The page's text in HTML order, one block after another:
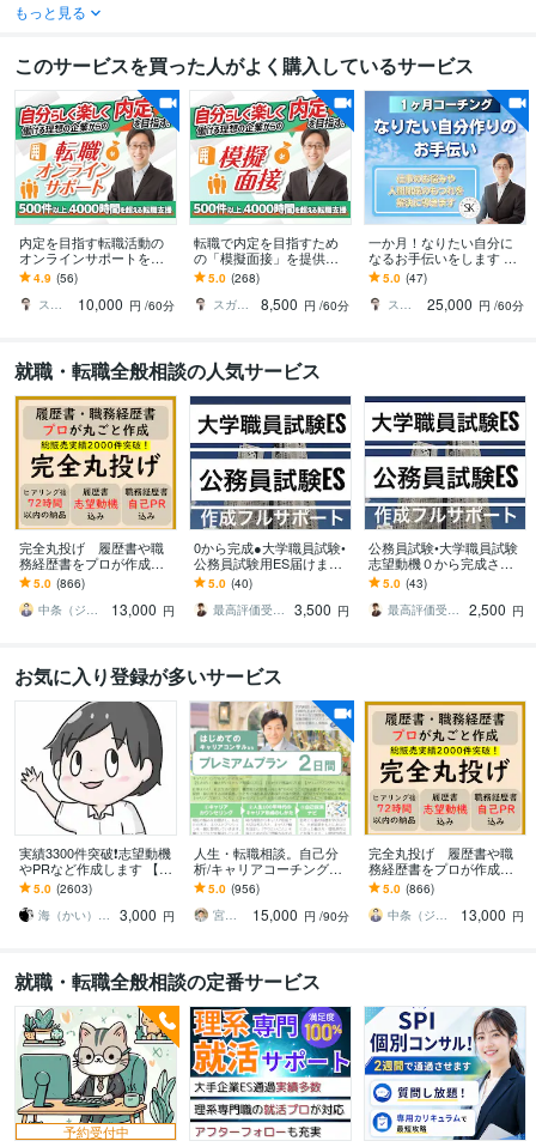
もっと見る
このサービスを買った人がよく購入しているサービス
内定を目指す転職活動の
オンラインサポートをし
ます 50業種以上4000時間
を超える転職支援の実績
でお悩みを解決
4.9 (56)
スガケン｜採用者の心をがっちり掴む転職術
10,000 円 /60分
転職で内定を目指すため
の「模擬面接」を提供し
ます 50業種以上4000時間
を超える転職支援の実績
でお悩みを解決
5.0 (268)
スガケン｜採用者の心をがっちり掴む転職術
8,500 円 /60分
一か月！なりたい自分に
なるお手伝いをします 自
分を見つめ直し、精一杯
行動するあなたの目標達
成を支援します
5.0 (47)
スガケン｜採用者の心をがっちり掴む転職術
25,000 円 /60分
就職・転職全般相談の人気サービス
完全丸投げ 履歴書や職
務経歴書をプロが作成し
ます ゼロから作成代行/ポ
イント解説付 総販売実
績2000件突破
5.0 (866)
中条（ジョインキャリアオフィス）
13,000 円
0から完成●大学職員試験•
公務員試験用ES届けます
合格多数最短1日●大学職
員試験•公務員•企業志望動
機自己PR
5.0 (40)
最高評価受賞プラチナランクライター桜
3,500 円
公務員試験•大学職員試験
志望動機０から完成させ
ます 合格多数最短1日●大
学職員試験•公務員•企業志
望動機自己PR
5.0 (43)
最高評価受賞プラチナランクライター桜
2,500 円
お気に入り登録が多いサービス
実績3300件突破❗️志望動機
やPRなど作成します 【多
くの書類通過＆内定実
績】転職・就職活動の
「核」を提供
5.0 (2603)
海（かい）＠応募書類のプロフェッショナル
3,000 円
人生・転職相談。自己分
析/キャリアコーチングし
ます カウンセリング＆や
りたいこと言語化方法解
説＆自己探索ナビ納品
5.0 (956)
宮内 利亮 キャリアコンサルタント
15,000 円 /90分
完全丸投げ 履歴書や職
務経歴書をプロが作成し
ます ゼロから作成代行/ポ
イント解説付 総販売実
績2000件突破
5.0 (866)
中条（ジョインキャリアオフィス）
13,000 円
就職・転職全般相談の定番サービス
予約受付中